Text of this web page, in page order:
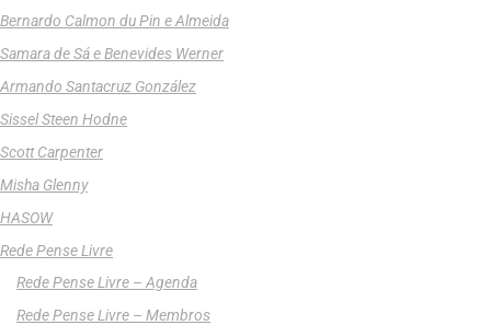
Bernardo Calmon du Pin e Almeida
Samara de Sá e Benevides Werner
Armando Santacruz González
Sissel Steen Hodne
Scott Carpenter
Misha Glenny
HASOW
Rede Pense Livre
Rede Pense Livre – Agenda
Rede Pense Livre – Membros